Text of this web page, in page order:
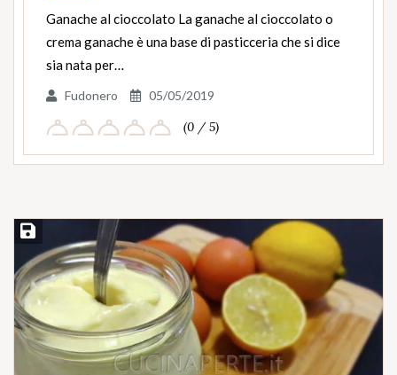
Ganache al cioccolato La ganache al cioccolato o
crema ganache è una base di pasticceria che si dice
sia nata per…
Fudonero 05/05/2019
(0 / 5)
Salva ricetta